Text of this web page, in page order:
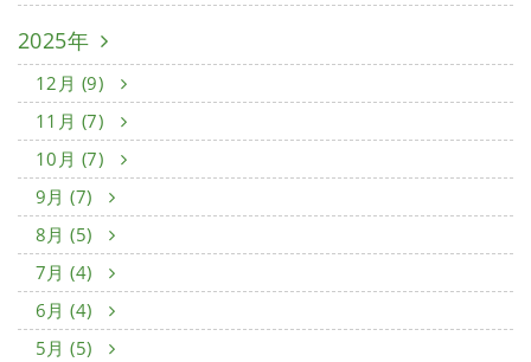
2025年
12月 (9)
11月 (7)
10月 (7)
9月 (7)
8月 (5)
7月 (4)
6月 (4)
5月 (5)